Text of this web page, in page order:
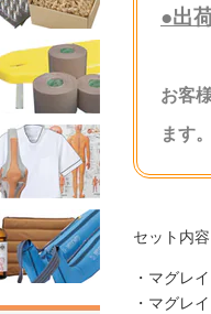
●出
お客
ます。
セット内容
・マグレ
・マグレ